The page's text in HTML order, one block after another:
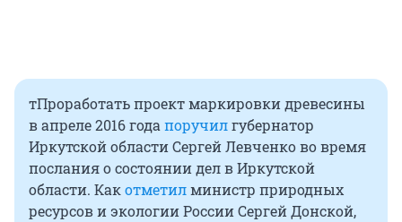
тПроработать проект маркировки древесины
в апреле 2016 года поручилгубернатор
Иркутской области Сергей Левченко во время
послания о состоянии дел в Иркутской
области. Как отметилминистр природных
ресурсов и экологии России Сергей Донской,